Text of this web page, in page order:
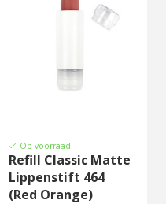
Op voorraad
Refill Classic Matte
Lippenstift 464
(Red Orange)